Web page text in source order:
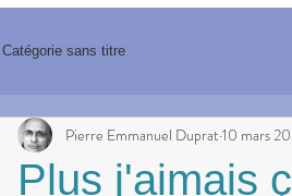
Catégorie sans titre
Plus j'aimais
Pierre Emmanuel Duprat 10 mars